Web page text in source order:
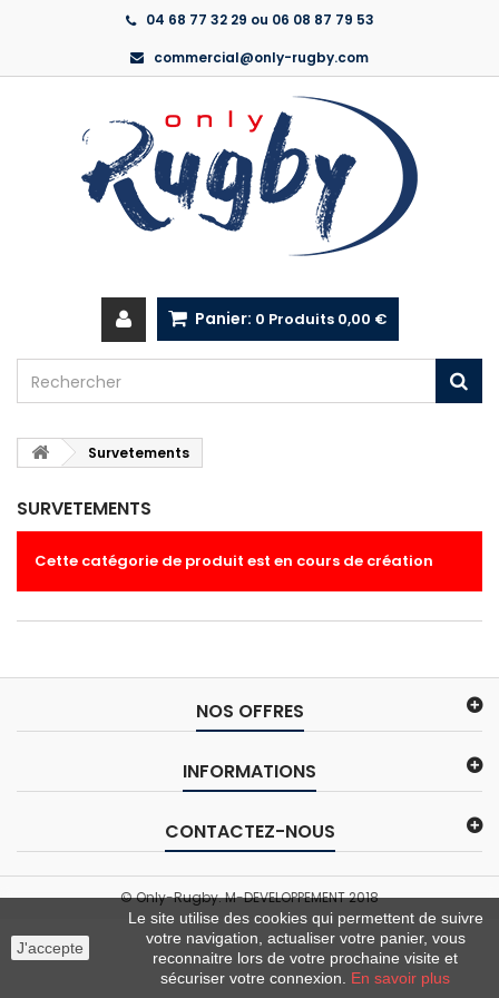
04 68 77 32 29 ou 06 08 87 79 53
commercial@only-rugby.com
Panier: 0 Produits 0,00 €
Survetements
SURVETEMENTS
Cette catégorie de produit est en cours de création
NOS OFFRES
INFORMATIONS
© Only-Rugby. M-DEVELOPPEMENT 2018
CONTACTEZ-NOUS
J'accepte
Le site utilise des cookies qui permettent de suivre
votre navigation, actualiser votre panier, vous
reconnaitre lors de votre prochaine visite et
sécuriser votre connexion. En savoir plus